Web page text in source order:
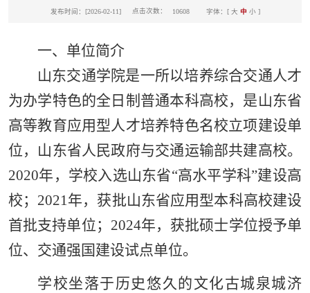
发布时间：[2026-02-11] 点击次数： 10608 字体：[ 大 中 小]
一、单位简介
山东交通学院是一所以培养综合交通人才
为办学特色的全日制普通本科高校，是山东省
高等教育应用型人才培养特色名校立项建设单
位，山东省人民政府与交通运输部共建高校。
2020年，学校入选山东省“高水平学科”建设高
校；2021年，获批山东省应用型本科高校建设
首批支持单位；2024年，获批硕士学位授予单
位、交通强国建设试点单位。
学校坐落于历史悠久的文化古城泉城济